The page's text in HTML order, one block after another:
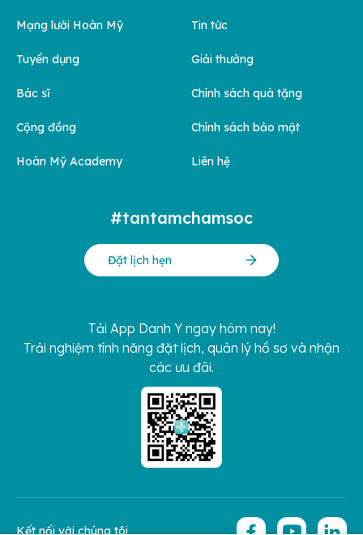
Mạng lưới Hoàn Mỹ
Tuyển dụng
Bác sĩ
Cộng đồng
Hoàn Mỹ Academy
Tin tức
Giải thưởng
Chính sách quà tặng
Chính sách bảo mật
Liên hệ
#tantamchamsoc
Đặt lịch hẹn
Tải App Danh Y ngay hôm nay!
Trải nghiệm tính năng đặt lịch, quản lý hồ sơ và nhận
các ưu đãi.
Kết nối với chúng tôi